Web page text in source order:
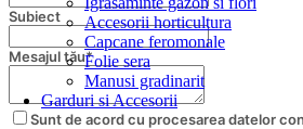
Accesorii horticultura
Capcane feromonale
Folie sera
Manusi gradinarit
Garduri si Accesorii
Subiect
Mesajul tău*
Sunt de acord cu procesarea datelor